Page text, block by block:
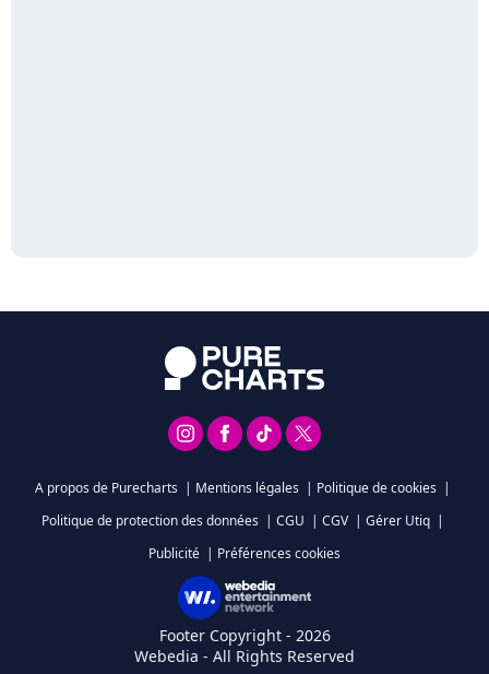
A propos de Purecharts | Mentions légales | Politique de cookies |
Politique de protection des données | CGU | CGV | Gérer Utiq |
Publicité | Préférences cookies
Footer Copyright - 2026
Webedia - All Rights Reserved